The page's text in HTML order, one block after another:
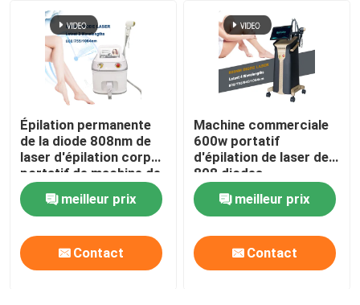
Épilation permanente
de la diode 808nm de
laser d'épilation corps
portatif de machine de
plein
meilleur prix
Contact
Machine commerciale
600w portatif
d'épilation de laser de
808 diodes
meilleur prix
Contact